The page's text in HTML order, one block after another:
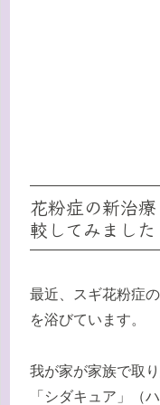
花粉症の新治
較してみました
最近、スギ花粉症
を浴びています。
我が家が家族で取
「シダキュア」（